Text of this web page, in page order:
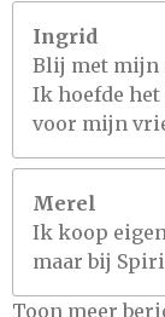
Ingrid
Blij met mijn
Ik hoefde
voor mijn
Merel
Ik koop
maar bij
Toon meer